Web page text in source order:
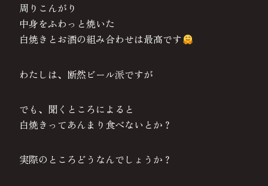
周りこんがり
中身をふわっと焼いた
白焼きとお酒の組み合わせは最高です
わたしは、断然ビール派ですが
でも、聞くところによると
白焼きってあんまり食べないとか？
実際のところどうなんでしょうか？